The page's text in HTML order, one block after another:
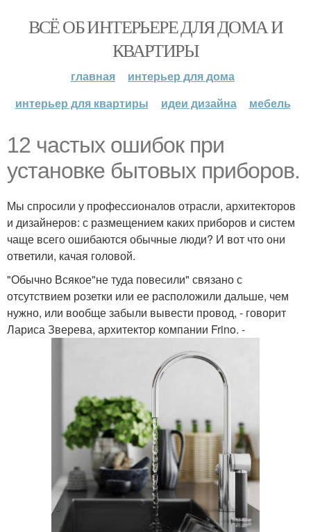
ВСЁ ОБ ИНТЕРЬЕРЕ ДЛЯ ДОМА И
КВАРТИРЫ
главная
интерьер для дома
интерьер для квартиры
идеи дизайна мебель
12 частых ошибок при
установке бытовых приборов.
Мы спросили у профессионалов отрасли, архитекторов
и дизайнеров: с размещением каких приборов и систем
чаще всего ошибаются обычные люди? И вот что они
ответили, качая головой.
"Обычно Всякое"не туда повесили" связано с
отсутствием розетки или ее расположили дальше, чем
нужно, или вообще забыли вывести провод, - говорит
Лариса Зверева, архитектор компании Frino. -